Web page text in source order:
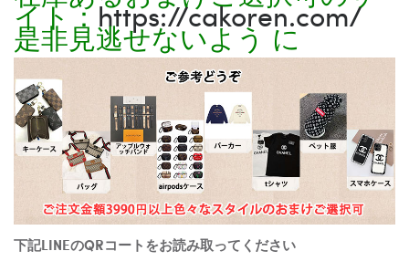
イト：https://cakoren.com/
是非見逃せないよう に
下記LINEのQRコートをお読み取ってください